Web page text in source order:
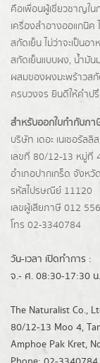
คือเพื่อนผู้เชี่ยวชาญใ
เครื่องสำอางออแกนิ
สกัดเย็น ไม่ว่าจะเป็น
สกัดเย็นแบบผง, น้ำมัน
ผสมของผงมะพร้าวส
ครบวงจร ยินดีให้คำป
สำหรับออกใบกำกับภา
บริษัท เดอะ เนเชอรัล
เลขที่ 80/12-13 หมู่ที่
อำเภอปากเกร็ด จังหวั
รหัสไปรษณีย์ 11120
เลขผู้เสียภาษี 012
โทร 02-3340784
วัน-เวลา เปิดทำการ :
จ.- ศ. 08:30-17:30 น
The Naturalist Co.,
80/12-13 Moo 4,
Amphoe Pak Kret,